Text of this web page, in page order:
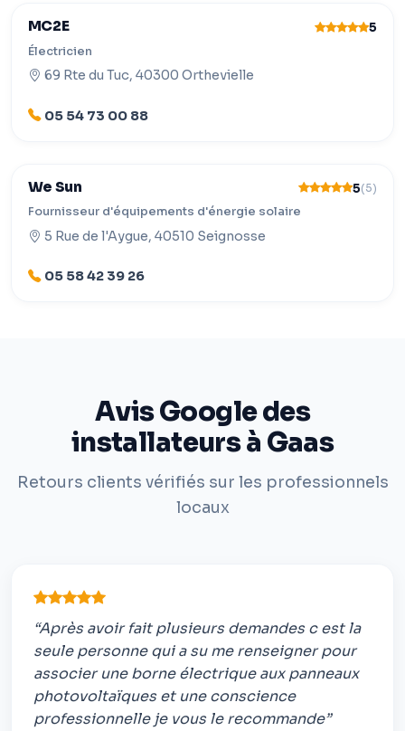
MC2E 5
Électricien
69 Rte du Tuc, 40300 Orthevielle
05 54 73 00 88
We Sun 5(5)
Fournisseur d'équipements d'énergie solaire
5 Rue de l'Aygue, 40510 Seignosse
05 58 42 39 26
Avis Google des
installateurs à Gaas
Retours clients vérifiés sur les professionnels
locaux
“Après avoir fait plusieurs demandes c est la
seule personne qui a su me renseigner pour
associer une borne électrique aux panneaux
photovoltaïques et une conscience
professionnelle je vous le recommande”